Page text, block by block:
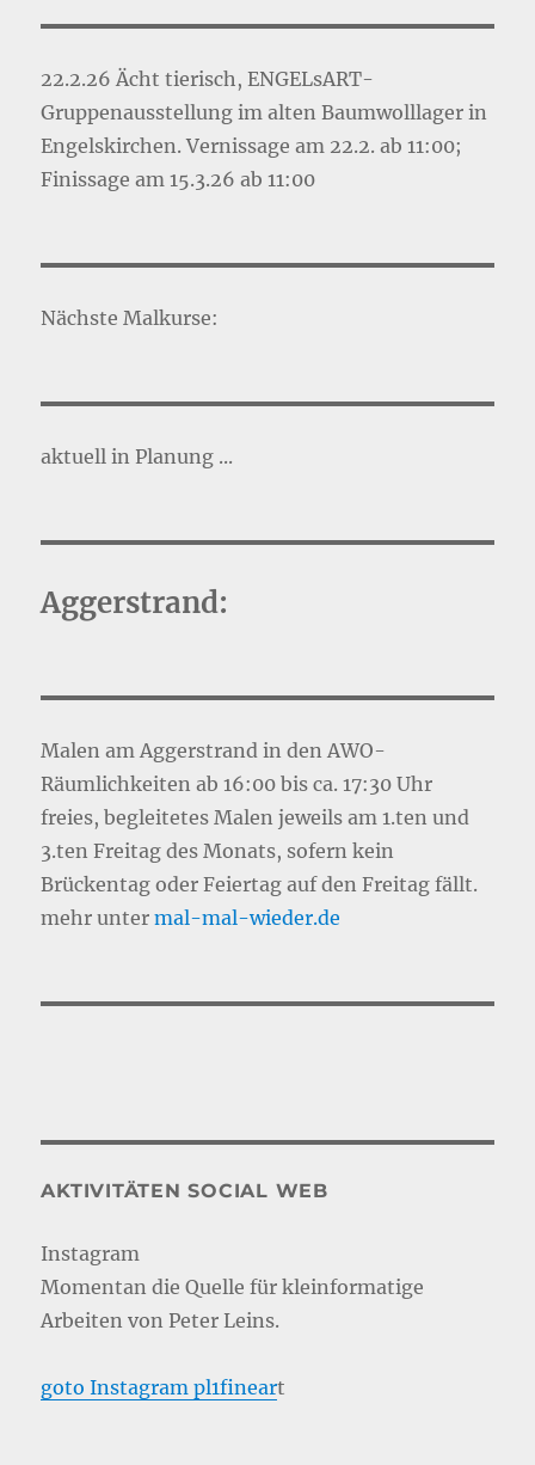
22.2.26 Ächt tierisch, ENGELsART-
Gruppenausstellung im alten Baumwolllager in
Engelskirchen. Vernissage am 22.2. ab 11:00;
Finissage am 15.3.26 ab 11:00
Nächste Malkurse:
aktuell in Planung ...
Aggerstrand:
Malen am Aggerstrand in den AWO-
Räumlichkeiten ab 16:00 bis ca. 17:30 Uhr
freies, begleitetes Malen jeweils am 1.ten und
3.ten Freitag des Monats, sofern kein
Brückentag oder Feiertag auf den Freitag fällt.
mehr untermal-mal-wieder.de
AKTIVITÄTEN SOCIAL WEB
Instagram
Momentan die Quelle für kleinformatige
Arbeiten von Peter Leins.
goto Instagram pl1fineart